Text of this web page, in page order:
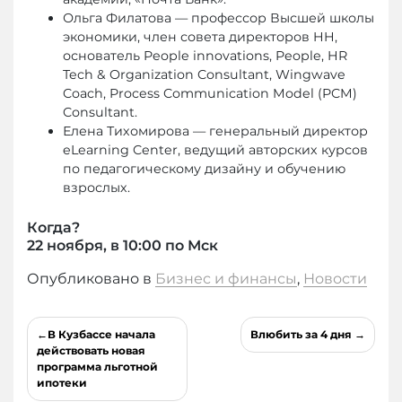
Ольга Филатова — профессор Высшей школы
экономики, член совета директоров HH,
основатель People innovations, People, HR
Tech & Organization Consultant, Wingwave
Coach, Process Communication Model (PCM)
Consultant.
Елена Тихомирова — генеральный директор
eLearning Center, ведущий авторских курсов
по педагогическому дизайну и обучению
взрослых.
Когда?
22 ноября, в 10:00 по Мск
Опубликовано в Бизнес и финансы, Новости
Навигация
по
записям
В Кузбассе начала
действовать новая
программа льготной
ипотеки
Влюбить за 4 дня